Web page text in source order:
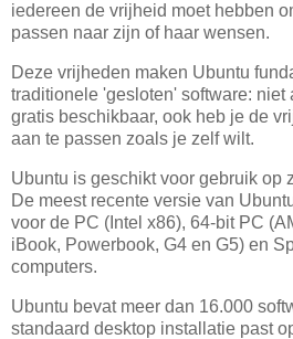
iedereen de vrijheid moet hebben
passen naar zijn of haar wensen.
Deze vrijheden maken Ubuntu
traditionele 'gesloten' software:
gratis beschikbaar, ook heb je de
aan te passen zoals je zelf wilt.
Ubuntu is geschikt voor gebruik op
De meest recente versie van
voor de PC (Intel x86), 64-bit PC
iBook, Powerbook, G4 en G5) en
computers.
Ubuntu bevat meer dan 16.000
standaard desktop installatie past